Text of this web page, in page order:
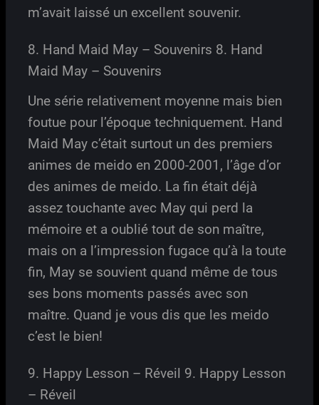
m’avait laissé un excellent souvenir.
8. Hand Maid May – Souvenirs 8. Hand
Maid May – Souvenirs
Une série relativement moyenne mais bien
foutue pour l’époque techniquement. Hand
Maid May c’était surtout un des premiers
animes de meido en 2000-2001, l’âge d’or
des animes de meido. La fin était déjà
assez touchante avec May qui perd la
mémoire et a oublié tout de son maître,
mais on a l’impression fugace qu’à la toute
fin, May se souvient quand même de tous
ses bons moments passés avec son
maître. Quand je vous dis que les meido
c’est le bien!
9. Happy Lesson – Réveil 9. Happy Lesson
– Réveil